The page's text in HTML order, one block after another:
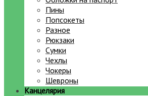
Пины
Попсокеты
Разное
Рюкзаки
Сумки
Чехлы
Чокеры
Шевроны
Канцелярия